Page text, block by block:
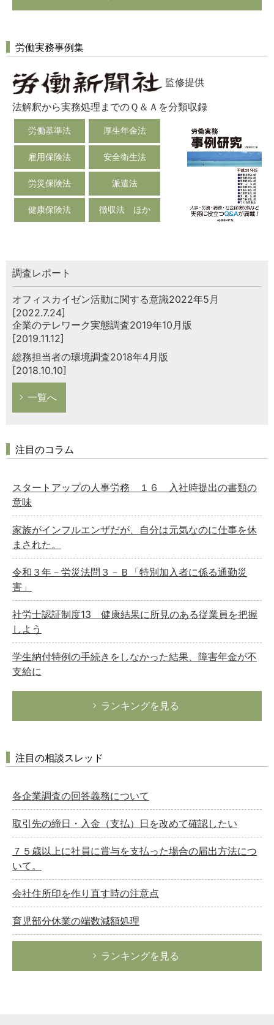
労働実務事例集
監修提供
法解釈から実務処理までのＱ＆Ａを分類収録
労働基準法 厚生年金法
雇用保険法 安全衛生法
労災保険法 派遣法
健康保険法 徴収法 ほか
調査レポート
オフィスカイゼン活動に関する意識2022年5月
[2022.7.24]
企業のテレワーク実態調査2019年10月版
[2019.11.12]
総務担当者の環境調査2018年4月版
[2018.10.10]
一覧へ
注目のコラム
スタートアップの人事労務 １６ 入社時提出の書類の
意味
家族がインフルエンザだが、自分は元気なのに仕事を休
まされた。
令和３年－労災法問３－Ｂ「特別加入者に係る通勤災
害」
社労士認証制度13 健康結果に所見のある従業員を把握
しよう
学生納付特例の手続きをしなかった結果、障害年金が不
支給に
ランキングを見る
注目の相談スレッド
各企業調査の回答義務について
取引先の締日・入金（支払）日を改めて確認したい
７５歳以上に社員に賞与を支払った場合の届出方法につ
いて。
会社住所印を作り直す時の注意点
育児部分休業の端数減額処理
ランキングを見る